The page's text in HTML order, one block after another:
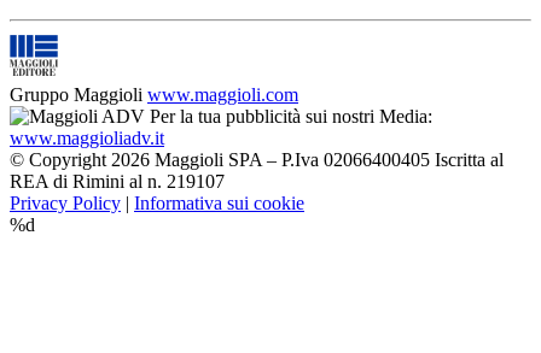
Gruppo Maggioli www.maggioli.com
Per la tua pubblicità sui nostri Media:
www.maggioliadv.it
© Copyright 2026 Maggioli SPA – P.Iva 02066400405 Iscritta al
REA di Rimini al n. 219107
Privacy Policy | Informativa sui cookie
%d